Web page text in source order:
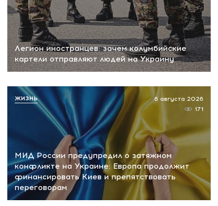
Легион иностранцев: зачем колумбийские
картели отправляют людей на Украину
МИД России предупредил о затяжном
конфликте на Украине: Европа продолжит
финансировать Киев и препятствовать
переговорам
6 августа 2026
171
ЖИЗНЬ